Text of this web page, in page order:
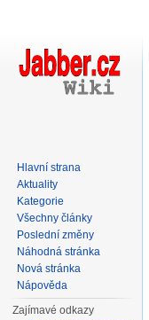
Hlavní strana
Aktuality
Kategorie
Všechny články
Poslední změny
Náhodná stránka
Nová stránka
Nápověda
Zajímavé odkazy